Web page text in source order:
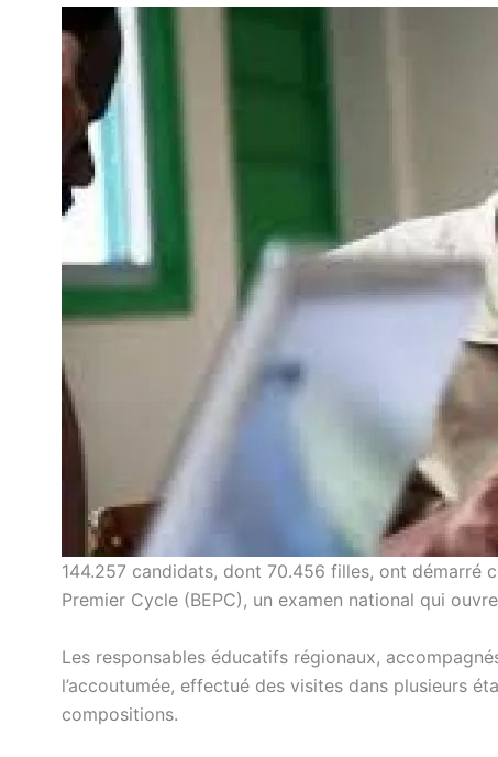
144.257 candidats, dont 70.456 filles, ont démarré
Premier Cycle (BEPC), un examen national qui
Les responsables éducatifs régionaux,
l’accoutumée, effectué des visites dans plusieurs
compositions.